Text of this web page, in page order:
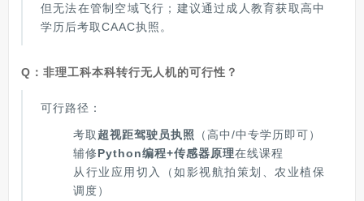
但无法在管制空域飞行；建议通过成人教育获取高中
学历后考取CAAC执照。
Q：非理工科本科转行无人机的可行性？
可行路径：
考取 超视距驾驶员执照
（高中/中专学历即可）
辅修Python编程+传感器原理在线课程
从行业应用切入（如影视航拍策划、农业植保
调度）